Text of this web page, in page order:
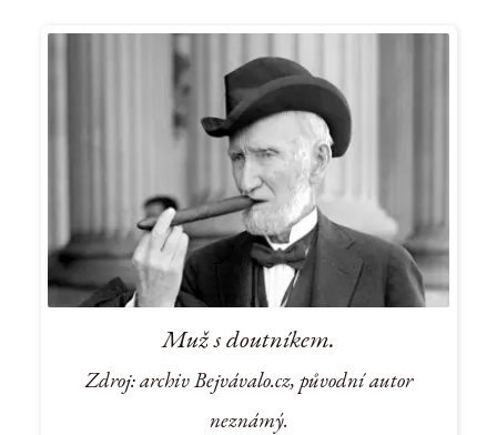
Muž s doutníkem.
Zdroj: archiv Bejvávalo.cz, původní autor
neznámý.